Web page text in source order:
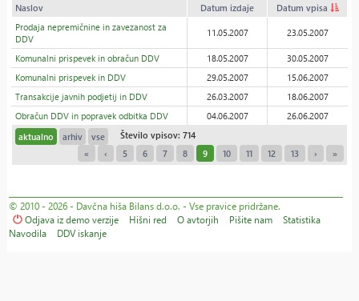
Naslov Datum izdaje
Datum vpisa
Prodaja nepremičnine in zavezanost za
DDV
11.05.2007 23.05.2007
Komunalni prispevek in obračun DDV 18.05.2007
30.05.2007
Komunalni prispevek in DDV
29.05.2007
15.06.2007
Transakcije javnih podjetij in DDV
26.03.2007
18.06.2007
Obračun DDV in popravek odbitka DDV
04.06.2007
26.06.2007
aktualno
arhiv vse
Število vpisov: 714
«
‹ 5 6 7 8 9 10 11 12 13 › »
© 2010 - 2026 - Davčna hiša Bilans d.o.o. - Vse pravice pridržane.
Odjava iz demo verzije
Hišni red O avtorjih Pišite nam
Statistika
Navodila
DDV iskanje